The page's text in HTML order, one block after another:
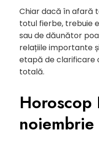
Chiar dacă în afară
totul fierbe, trebuie
sau de dăunător
relațiile importante
etapă de clarificare
totală.